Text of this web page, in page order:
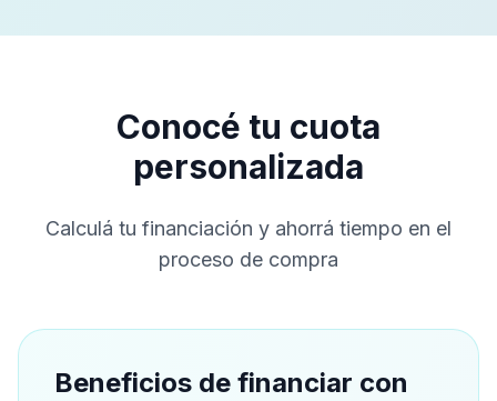
Conocé tu cuota
personalizada
Calculá tu financiación y ahorrá tiempo en el
proceso de compra
Beneficios de financiar con